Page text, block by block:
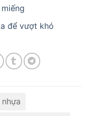
để vượt khó
nhựa